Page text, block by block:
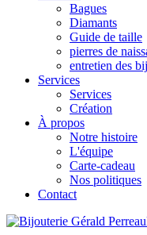
Bagues
Diamants
Guide de taille
pierres de
entretien des
Services
Services
Création
À propos
Notre histoire
L'équipe
Carte-cadeau
Nos politiques
Contact